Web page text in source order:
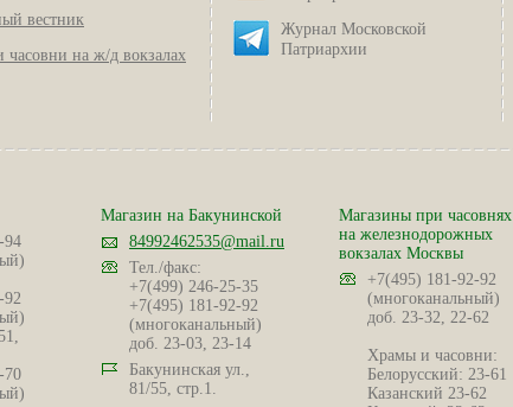
вестник
на ж/д вокзалах
Журнал Московской
Патриархии
94
92
70
Магазин на Бакунинской
84992462535@mail.ru
Тел./факс:
+7(499) 246-25-35
+7(495) 181-92-92
(многоканальный)
доб. 23-03, 23-14
Бакунинская ул.,
81/55, стр.1.
Магазины при часовнях
на железнодорожных
вокзалах Москвы
+7(495) 181-92-92
(многоканальный)
доб. 23-32, 22-62
Храмы и часовни:
Белорусский: 23-61
Казанский 23-62